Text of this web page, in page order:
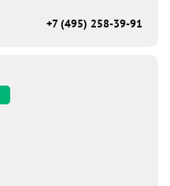
+7 (495) 258-39-91